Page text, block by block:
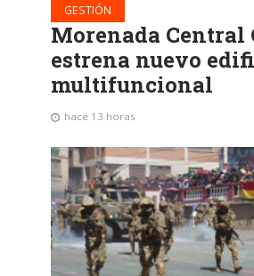
GESTIÓN
Morenada Central
estrena nuevo
multifuncional
hace 13 horas